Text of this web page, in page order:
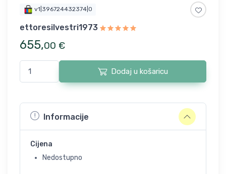
v1|396724432374|0
ettoresilvestri1973
655,00 €
Dodaj u košaricu
Informacije
Cijena
Nedostupno